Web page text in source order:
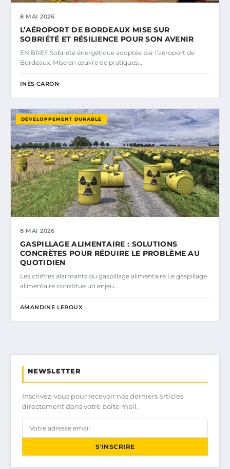
8 MAI 2026
L’AÉROPORT DE BORDEAUX MISE SUR
SOBRIÉTÉ ET RÉSILIENCE POUR SON AVENIR
EN BREF Sobriété énergétique adoptée par l’aéroport de
Bordeaux. Mise en œuvre de pratiques…
INÈS CARON
DÉVELOPPEMENT DURABLE
8 MAI 2026
GASPILLAGE ALIMENTAIRE : SOLUTIONS
CONCRÈTES POUR RÉDUIRE LE PROBLÈME AU
QUOTIDIEN
Les chiffres alarmants du gaspillage alimentaire Le gaspillage
alimentaire constitue un enjeu…
AMANDINE LEROUX
NEWSLETTER
Inscrivez-vous pour recevoir nos derniers articles
directement dans votre boîte mail.
S'INSCRIRE